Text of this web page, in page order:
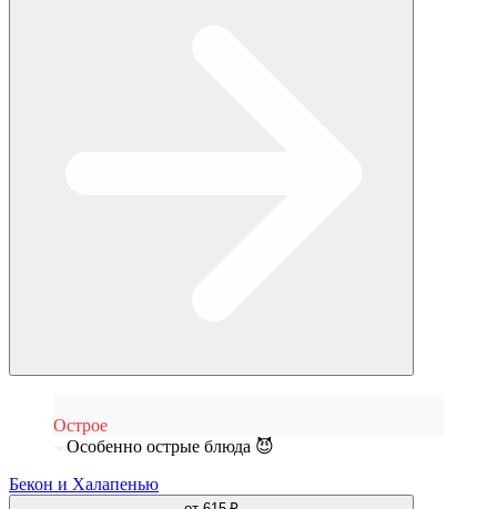
Острое
Особенно острые блюда 😈
Бекон и Халапенью